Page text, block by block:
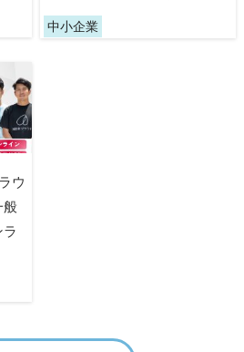
中小企業
ウ
般